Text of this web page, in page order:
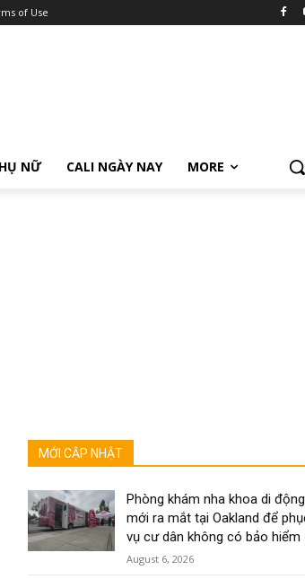
of Use
NỮ CALI NGÀY NAY MORE
MỚI CẬP NHẬT
Phòng khám nha khoa di động
mới ra mắt tại Oakland để
vụ cư dân không có bảo hiểm
August 6, 2026